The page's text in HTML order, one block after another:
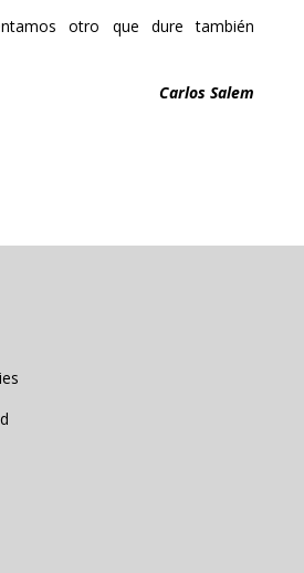
otro que dure también
Carlos Salem